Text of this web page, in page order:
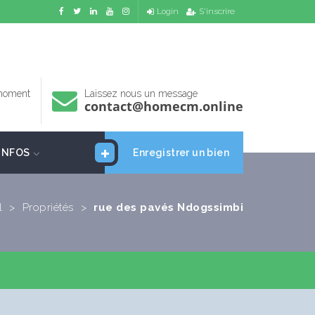
Login S'inscrire
Laissez nous un message
contact@homecm.online
Enregistrer un bien
> Propriétés > rue des pavés Ndogssimbi